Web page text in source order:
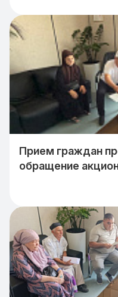
Прием граждан
обращение